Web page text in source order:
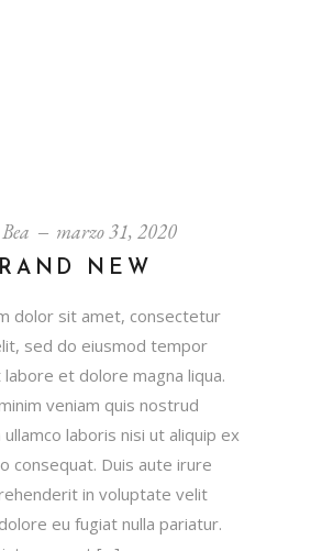
Bea marzo 31, 2020
NEW
dolor sit amet, consectetur
sed do eiusmod tempor
labore et dolore magna liqua.
veniam quis nostrud
laboris nisi ut aliquip ex
consequat. Duis aute irure
in voluptate velit
eu fugiat nulla pariatur.